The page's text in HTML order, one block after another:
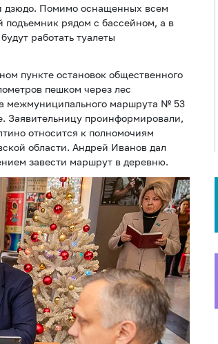
дзюдо. Помимо оснащенных всем
подъемник рядом с бассейном, а в
работать туалеты
пункте остановок общественного
пешком через лес
межмуниципального маршрута № 53
Заявительницу проинформировали,
относится к полномочиям
области. Андрей Иванов дал
завести маршрут в деревню.